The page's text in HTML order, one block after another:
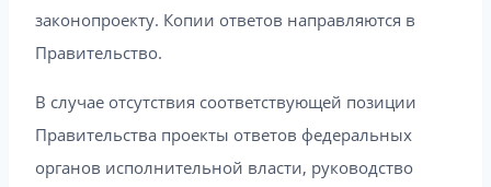
законопроекту. Копии ответов направляются в
Правительство.
В случае отсутствия соответствующей позиции
Правительства проекты ответов федеральных
органов исполнительной власти, руководство